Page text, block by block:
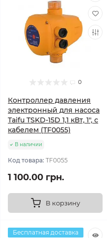
0
Контроллер давления
электронный для насоса
Taifu TSKD-15D 1,1 кВт, 1", с
кабелем (TF0055)
В наличии
Код товара: TF0055
1 100.00 грн.
В корзину
Бесплатная доставка